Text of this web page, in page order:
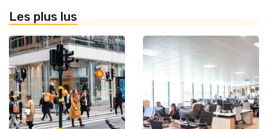
Les plus lus